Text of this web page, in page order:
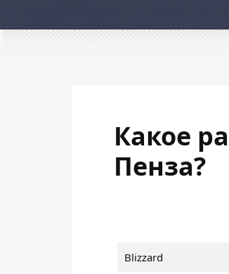
Какое
Пенза?
Blizzard